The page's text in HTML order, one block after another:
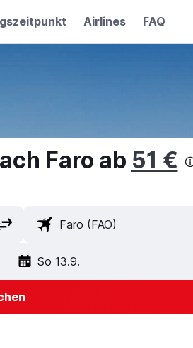
Airlines FAQ
Faro ab 51 €
So 13.9.